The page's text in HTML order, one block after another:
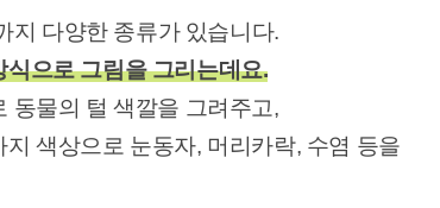
지 다양한 종류가 있습니다.
으로 그림을 그리는데요.
동물의 털 색깔을 그려주고,
색상으로 눈동자, 머리카락, 수염 등을